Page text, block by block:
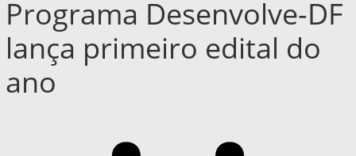
Programa Desenvolve-DF
lança primeiro edital do
ano